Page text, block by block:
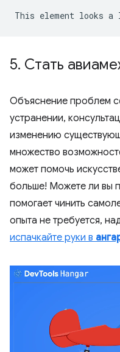
5. Стать
Объяснение проблем
устранении,
изменению
множество
может помочь
больше! Можете ли вы
помогает чинить
опыта не требуется,
испачкайте руки в